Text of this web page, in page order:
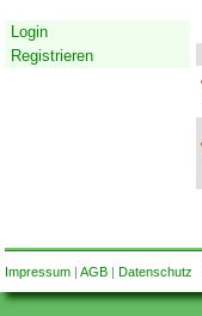
Login
Registrieren
Impressum| AGB| Datenschutz